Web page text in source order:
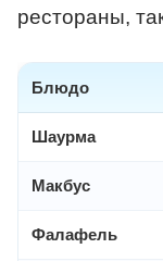
рестораны,
Блюдо
Шаурма
Макбус
Фалафель